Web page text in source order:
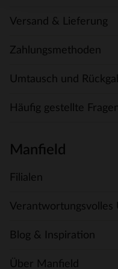
Versand & Lieferung
Zahlungsmethoden
Umtausch und
Häufig gestellte
Manfield
Filialen
Verantwortungsvolles
Blog & Inspiration
Über Manfield